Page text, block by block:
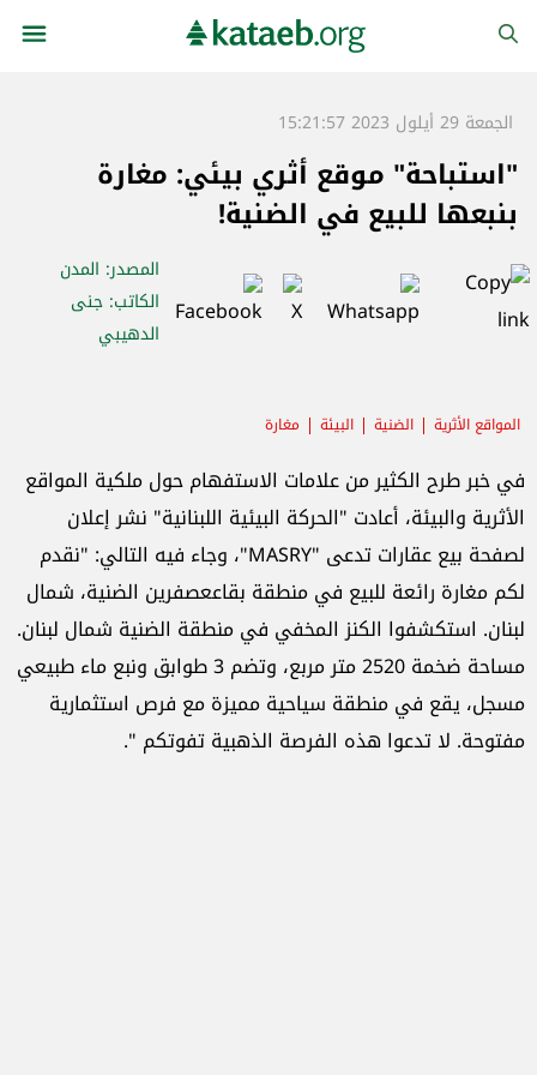
الجمعة 29 أيلول 2023 15:21:57
"استباحة" موقع أثري بيئي: مغارة
بنبعها للبيع في الضنية!
المصدر: المدن
الكاتب: جنى
الدهيبي
المواقع الأثرية الضنية البيئة مغارة
في خبر طرح الكثير من علامات الاستفهام حول ملكية المواقع
الأثرية والبيئة، أعادت "الحركة البيئية اللبنانية" نشر إعلان
لصفحة بيع عقارات تدعى "MASRY"، وجاء فيه التالي: "نقدم
لكم مغارة رائعة للبيع في منطقة بقاععصفرين الضنية، شمال
لبنان. استكشفوا الكنز المخفي في منطقة الضنية شمال لبنان.
مساحة ضخمة 2520 متر مربع، وتضم 3 طوابق ونبع ماء طبيعي
مسجل، يقع في منطقة سياحية مميزة مع فرص استثمارية
مفتوحة. لا تدعوا هذه الفرصة الذهبية تفوتكم ".